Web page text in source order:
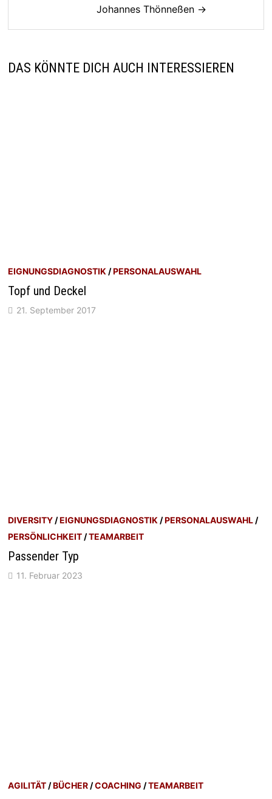
Johannes Thönneßen →
DAS KÖNNTE DICH AUCH INTERESSIEREN
EIGNUNGSDIAGNOSTIK /PERSONALAUSWAHL
Topf und Deckel
21. September 2017
DIVERSITY /EIGNUNGSDIAGNOSTIK /PERSONALAUSWAHL /
PERSÖNLICHKEIT /TEAMARBEIT
Passender Typ
11. Februar 2023
AGILITÄT /BÜCHER /COACHING /TEAMARBEIT